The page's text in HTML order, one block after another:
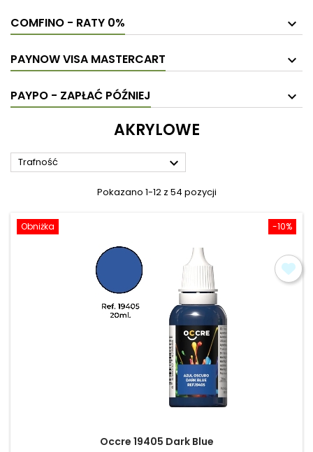
COMFINO - RATY 0%
PAYNOW VISA MASTERCART
PAYPO - ZAPŁAĆ PÓŹNIEJ
AKRYLOWE
Trafność 
Pokazano 1-12 z 54 pozycji
-10%
Obniżka
Occre 19405 Dark Blue